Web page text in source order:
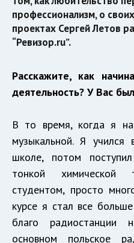
профессионализм, о
проектах Сергей Летов
“Ревизор.ru”.
Расскажите, как
деятельность? У Вас
В то время, когда я
музыкальной. Я учился
школе, потом
тонкой химической
студентом, просто
курсе я стал все
благо радиостанции
основном польское